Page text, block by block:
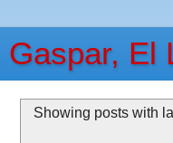
Gaspar, El
Showing posts with